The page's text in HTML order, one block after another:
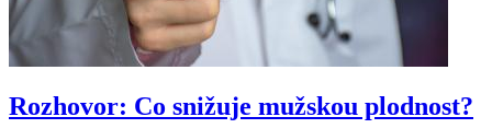
Rozhovor: Co snižuje mužskou plodnost?